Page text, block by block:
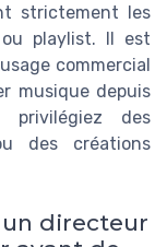
strictement les
playlist. Il est
commercial
musique depuis
privilégiez des
des créations
directeur